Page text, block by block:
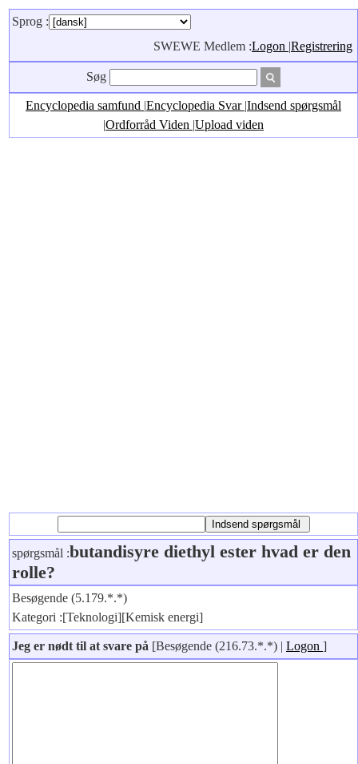
Sprog :
SWEWE Medlem :Logon |Registrering
Søg
Encyclopedia samfund |Encyclopedia Svar |Indsend spørgsmål
|Ordforråd Viden |Upload viden
spørgsmål :butandisyre diethyl ester hvad er den
rolle?
Besøgende (5.179.*.*)
Kategori :[Teknologi][Kemisk energi]
Jeg er nødt til at svare på [Besøgende (216.73.*.*) | Logon ]